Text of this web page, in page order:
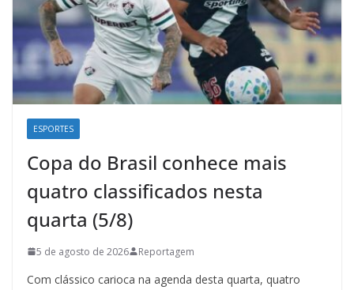
ESPORTES
Copa do Brasil conhece mais
quatro classificados nesta
quarta (5/8)
5 de agosto de 2026 Reportagem
Com clássico carioca na agenda desta quarta, quatro